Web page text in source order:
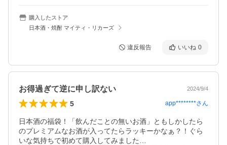
購入したストア
日本酒・焼酎 マイティ・リカーズ
違反報告 いいね 0
お得過ぎて逆に申し訳ない 2024/9/4
5 app********さん
日本酒の福袋！「飲んだことの無いお酒」ともしかしたら
のプレミアムなお酒が入ってたらラッキーかなぁ？！ぐら
いな気持ちで初めて購入してみました…